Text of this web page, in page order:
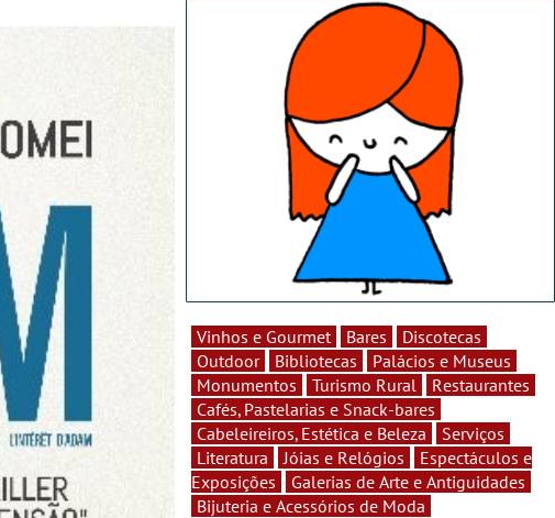
Vinhos e Gourmet Bares
Discotecas
Outdoor
Bibliotecas
Palácios e Museus
Monumentos
Turismo Rural
Restaurantes
Cafés, Pastelarias e Snack-bares
Cabeleireiros, Estética e Beleza
Serviços
Literatura
Jóias e Relógios
Espectáculos e
Exposições
Galerias de Arte e Antiguidades
Bijuteria e Acessórios de Moda